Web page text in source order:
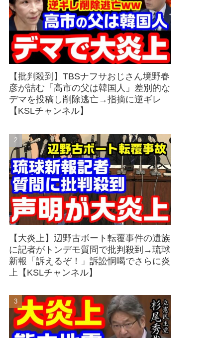
【批判殺到】TBSナフサおじさん境野春
彦が詰む「高市の父は韓国人」差別的な
デマを投稿し削除逃亡→指摘に逆ギレ
【KSLチャンネル】
【大炎上】辺野古ボート転覆事件の遺族
に記者がトンデモ質問で批判殺到→琉球
新報「訴えるぞ！」訴訟恫喝でさらに炎
上【KSLチャンネル】